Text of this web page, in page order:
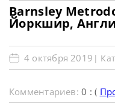
Barnsley
Йоркшир,
4 октября 2019 |
Комментариев:0 : (